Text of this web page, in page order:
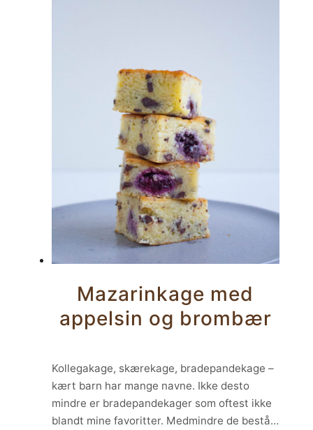
Mazarinkage med
appelsin og brombær
Kollegakage, skærekage, bradepandekage –
kært barn har mange navne. Ikke desto
mindre er bradepandekager som oftest ikke
blandt mine favoritter. Medmindre de består